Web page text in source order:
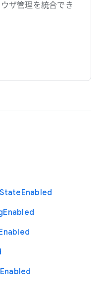
ザ管理を統合でき
StateEnabled
Enabled
Enabled